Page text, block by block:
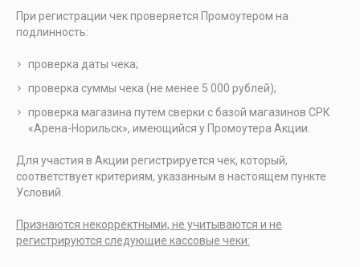
При регистрации чек проверяется Промоутером на
подлинность:
проверка даты чека;
проверка суммы чека (не менее 5 000 рублей);
проверка магазина путем сверки с базой магазинов СРК
«Арена-Норильск», имеющийся у Промоутера Акции.
Для участия в Акции регистрируется чек, который,
соответствует критериям, указанным в настоящем пункте
Условий.
Признаются некорректными, не учитываются и не
регистрируются следующие кассовые чеки: